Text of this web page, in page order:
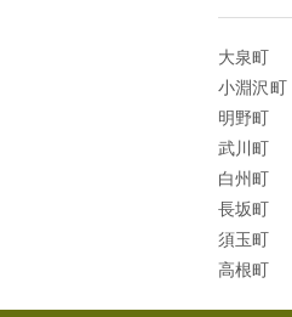
大泉町
小淵沢町
明野町
武川町
白州町
長坂町
須玉町
高根町